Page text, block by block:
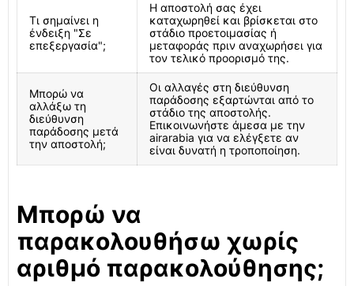
Τι σημαίνει η
ένδειξη "Σε
επεξεργασία";
Η αποστολή σας έχει
καταχωρηθεί και βρίσκεται στο
στάδιο προετοιμασίας ή
μεταφοράς πριν αναχωρήσει για
τον τελικό προορισμό της.
Μπορώ να
αλλάξω τη
διεύθυνση
παράδοσης μετά
την αποστολή;
Οι αλλαγές στη διεύθυνση
παράδοσης εξαρτώνται από το
στάδιο της αποστολής.
Επικοινωνήστε άμεσα με την
airarabia για να ελέγξετε αν
είναι δυνατή η τροποποίηση.
Μπορώ να
παρακολουθήσω χωρίς
αριθμό παρακολούθησης;